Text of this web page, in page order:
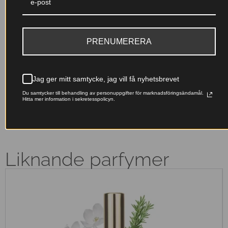
Franska essenser
lyxiga dofter till ett pris som
Miljövänligt val
minskar avfallet – ta hand om
naturen samtidigt som du doftar
fantastiskt.
Liknande parfymer
PRENUMERERA
Jag ger mitt samtycke, jag vill få nyhetsbrevet
Du samtycker till behandling av personuppgifter för marknadsföringsändamål.
Hitta mer information i sekretesspolicyn.